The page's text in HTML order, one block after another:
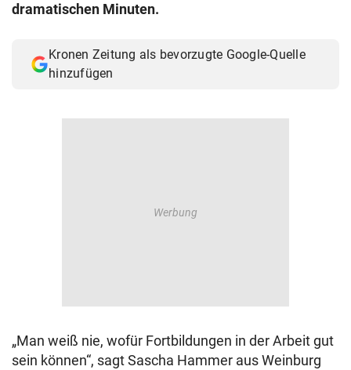
dramatischen Minuten.
Kronen Zeitung als bevorzugte Google-Quelle
hinzufügen
„Man weiß nie, wofür Fortbildungen in der Arbeit gut
sein können“, sagt Sascha Hammer aus Weinburg